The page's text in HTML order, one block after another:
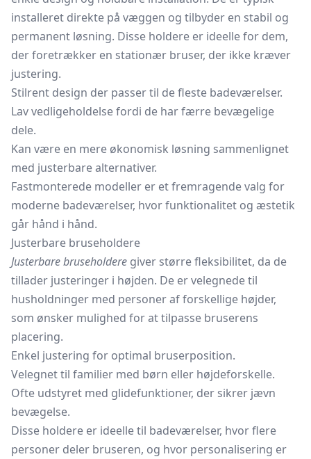
installeret direkte på væggen og tilbyder en stabil og
permanent løsning. Disse holdere er ideelle for dem,
der foretrækker en stationær bruser, der ikke kræver
justering.
Stilrent design der passer til de fleste badeværelser.
Lav vedligeholdelse fordi de har færre bevægelige
dele.
Kan være en mere økonomisk løsning sammenlignet
med justerbare alternativer.
Fastmonterede modeller er et fremragende valg for
moderne badeværelser, hvor funktionalitet og æstetik
går hånd i hånd.
Justerbare bruseholdere
Justerbare bruseholdere giver større fleksibilitet, da de
tillader justeringer i højden. De er velegnede til
husholdninger med personer af forskellige højder,
som ønsker mulighed for at tilpasse bruserens
placering.
Enkel justering for optimal bruserposition.
Velegnet til familier med børn eller højdeforskelle.
Ofte udstyret med glidefunktioner, der sikrer jævn
bevægelse.
Disse holdere er ideelle til badeværelser, hvor flere
personer deler bruseren, og hvor personalisering er